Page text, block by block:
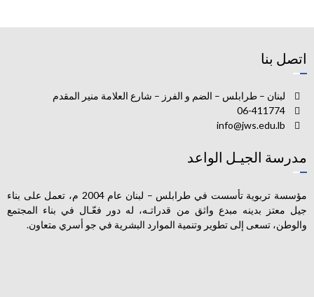
اتصل بنا
لبنان – طرابلس – الضم و الفرز – شارع العلامة منير المقدم
06-411774
info@jws.edu.lb
مدرسة الجيـل الواعد
مؤسسة تربوية تأسست في طرابلس – لبنان عام 2004 م، تعمل على بناء
جيل معتز بدينه مبدع واثق من قدراتـه، له دور فعّـال في بناء المجتمع
والوطن، تسعى إلى تطوير وتنمية الموارد البشرية في جو أسري متعاون.